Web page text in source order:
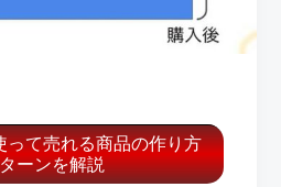
って売れる商品の作り方
ーンを解説